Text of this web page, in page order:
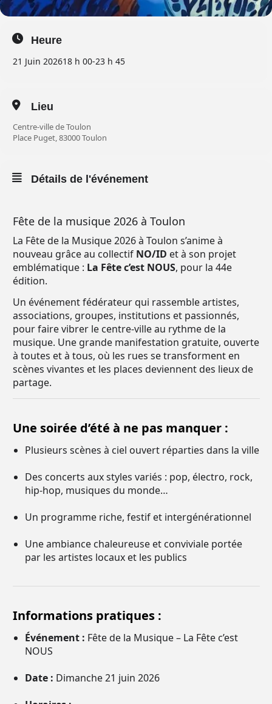
Heure
21 Juin 202618 h 00-23 h 45
Lieu
Centre-ville de Toulon
Place Puget, 83000 Toulon
Détails de l'événement
Fête de la musique 2026 à Toulon
La Fête de la Musique 2026 à Toulon s’anime à
nouveau grâce au collectif NO/ID et à son projet
emblématique : La Fête c’est NOUS, pour la 44e
édition.
Un événement fédérateur qui rassemble artistes,
associations, groupes, institutions et passionnés,
pour faire vibrer le centre-ville au rythme de la
musique. Une grande manifestation gratuite, ouverte
à toutes et à tous, où les rues se transforment en
scènes vivantes et les places deviennent des lieux de
partage.
Une soirée d’été à ne pas manquer :
Plusieurs scènes à ciel ouvert réparties dans la ville
Des concerts aux styles variés : pop, électro, rock,
hip-hop, musiques du monde…
Un programme riche, festif et intergénérationnel
Une ambiance chaleureuse et conviviale portée
par les artistes locaux et les publics
Informations pratiques :
Événement : Fête de la Musique – La Fête c’est
NOUS
Date : Dimanche 21 juin 2026